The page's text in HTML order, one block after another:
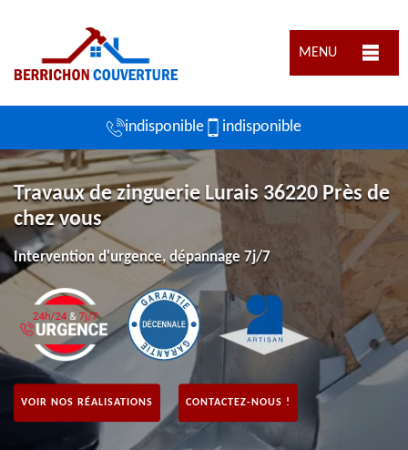
MENU
indisponible indisponible
Travaux de zinguerie Lurais 36220 Près de
chez vous
Intervention d'urgence, dépannage 7j/7
VOIR NOS RÉALISATIONS CONTACTEZ-NOUS !